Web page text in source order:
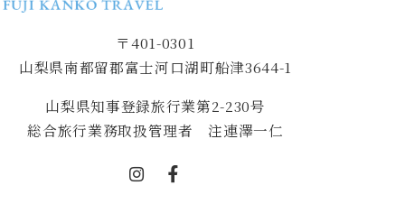
〒401-0301
山梨県南都留郡富士河口湖町船津3644-1
山梨県知事登録旅行業第2-230号
総合旅行業務取扱管理者 注連澤一仁